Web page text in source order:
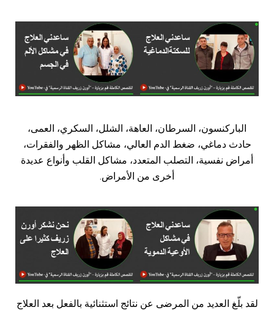
الباركنسون، السرطان، العاهة، الشلل، السكري، العمى،
حادث دماغي، ضغط الدم العالي، مشاكل الظهر والفقرات،
أمراض نفسية، التصلب المتعدد، مشاكل القلب وأنواع عديدة
أخرى من الأمراض.
لقد بلّغ العديد من المرضى عن نتائج استثنائية بالفعل بعد العلاج